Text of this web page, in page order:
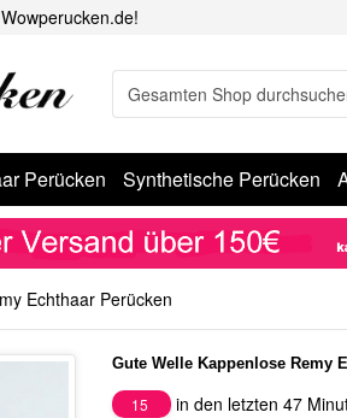
Perücken Synthetische Perücken
Echthaar Perücken
Gute Welle Kappenlose Remy
15
in den letzten 47